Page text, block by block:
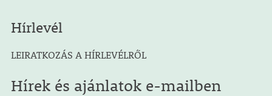
Hírlevél
LEIRATKOZÁS A HÍRLEVÉLRŐL
Hírek és ajánlatok e-mailben